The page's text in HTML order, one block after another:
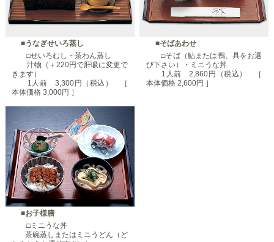
■うなぎせいろ蒸し
□せいろむし・茶わん蒸し
汁物（＋220円で肝吸に変更で
きます）
1人前 3,300円（税込） ［
本体価格 3,000円 ］
■そばあわせ
□そば（鮎または鴨、具をお選
び下さい）・ミニうな丼
1人前 2,860円（税込） ［
本体価格 2,600円 ］
■お子様膳
□ミニうな丼
茶碗蒸しまたはミニうどん（ど